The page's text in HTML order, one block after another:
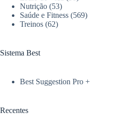
Nutrição (53)
Saúde e Fitness (569)
Treinos (62)
Sistema Best
Best Suggestion Pro +
Recentes